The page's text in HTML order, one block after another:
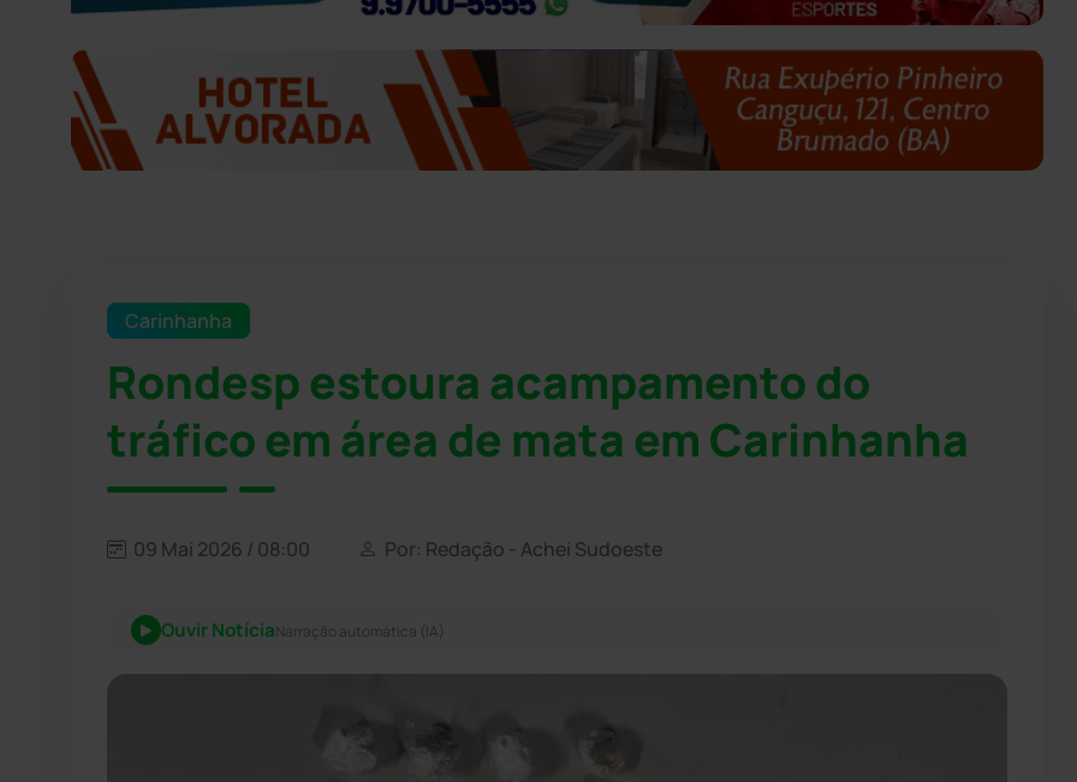
Carinhanha
Rondesp estoura acampamento do
tráfico em área de mata em Carinhanha
09 Mai 2026 / 08:00 Por: Redação - Achei Sudoeste
Ouvir NotíciaNarração automática (IA)